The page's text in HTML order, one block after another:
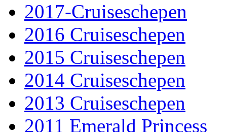
2017-Cruiseschepen
2016 Cruiseschepen
2015 Cruiseschepen
2014 Cruiseschepen
2013 Cruiseschepen
2011 Emerald Princess